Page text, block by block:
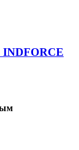
INDFORCE